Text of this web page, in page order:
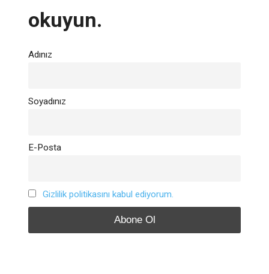
okuyun.
Adınız
Soyadınız
E-Posta
Gizlilik politikasını kabul ediyorum.